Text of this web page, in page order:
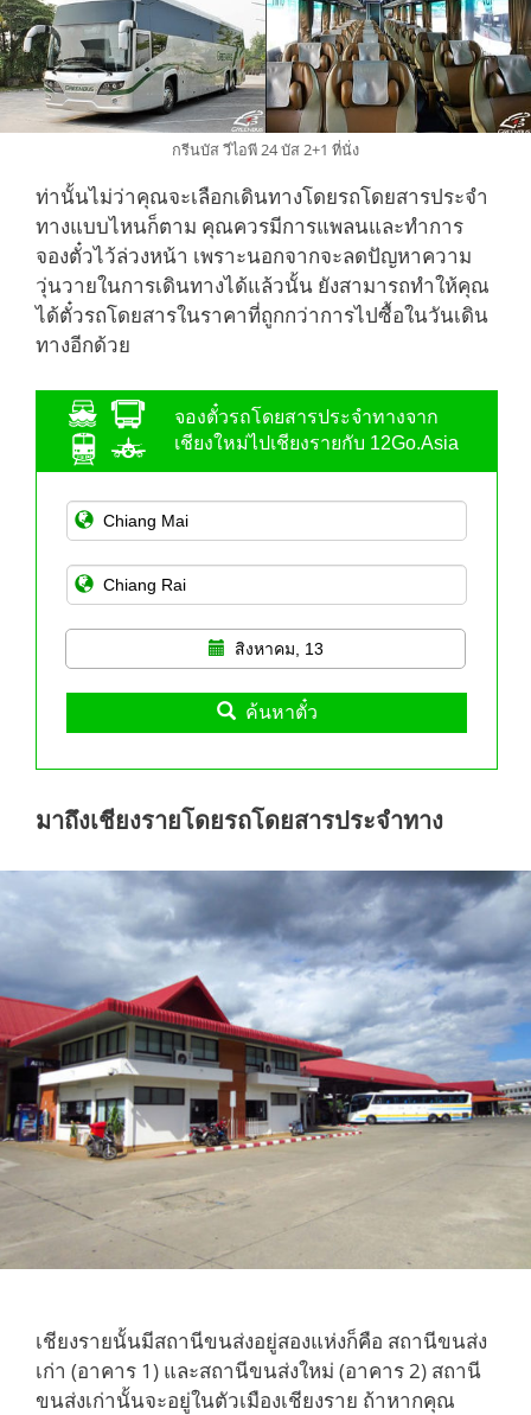
กรีนบัส วีไอพี 24 บัส 2+1 ที่นั่ง
ท่านั้นไม่ว่าคุณจะเลือกเดินทางโดยรถโดยสารประจำ
ทางแบบไหนก็ตาม คุณควรมีการแพลนและทำการ
จองตั๋วไว้ล่วงหน้า เพราะนอกจากจะลดปัญหาความ
วุ่นวายในการเดินทางได้แล้วนั้น ยังสามารถทำให้คุณ
ได้ตั๋วรถโดยสารในราคาที่ถูกกว่าการไปซื้อในวันเดิน
ทางอีกด้วย
จองตั๋วรถโดยสารประจำทางจาก
เชียงใหม่ไปเชียงรายกับ 12Go.Asia
สิงหาคม, 13
ค้นหาตั๋ว
มาถึงเชียงรายโดยรถโดยสารประจำทาง
เชียงรายนั้นมีสถานีขนส่งอยู่สองแห่งก็คือ สถานีขนส่ง
เก่า (อาคาร 1) และสถานีขนส่งใหม่ (อาคาร 2) สถานี
ขนส่งเก่านั้นจะอยู่ในตัวเมืองเชียงราย ถ้าหากคุณ